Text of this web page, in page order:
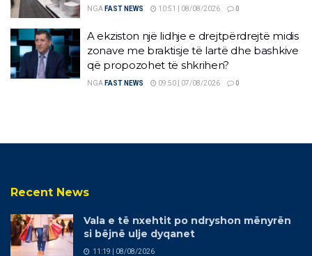
NGA FAST NEWS 10:51 | 08/08/2026 0
A ekziston një lidhje e drejtpërdrejtë midis
zonave me braktisje të lartë dhe bashkive
që propozohet të shkrihen?
NGA FAST NEWS 09:50 | 07/08/2026 0
Recent News
Vala e të nxehtit po ndryshon mënyrën
si bëjnë ulje dyqanet
11:19 | 08/08/2026